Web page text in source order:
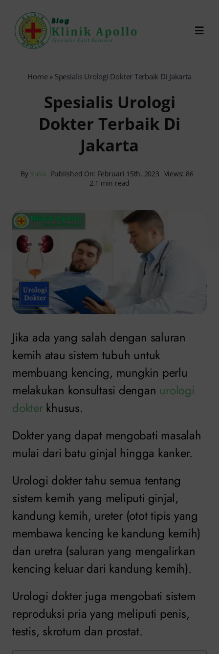
content
0821-1099-9870
for:
Home» Spesialis Urologi Dokter Terbaik Di Jakarta
Spesialis Urologi
Dokter Terbaik Di
Jakarta
By Yulia Published On: Februari 15th, 2023 Views: 86
2.1 min read
Jika ada yang salah dengan saluran
kemih atau sistem tubuh untuk
membuang kencing, mungkin perlu
melakukan konsultasi dengan urologi
dokterkhusus.
Dokter yang dapat mengobati masalah
mulai dari batu ginjal hingga kanker.
Urologi dokter tahu semua tentang
sistem kemih yang meliputi ginjal,
kandung kemih, ureter (otot tipis yang
membawa kencing ke kandung kemih)
dan uretra (saluran yang mengalirkan
kencing keluar dari kandung kemih).
Urologi dokter juga mengobati sistem
reproduksi pria yang meliputi penis,
testis, skrotum dan prostat.